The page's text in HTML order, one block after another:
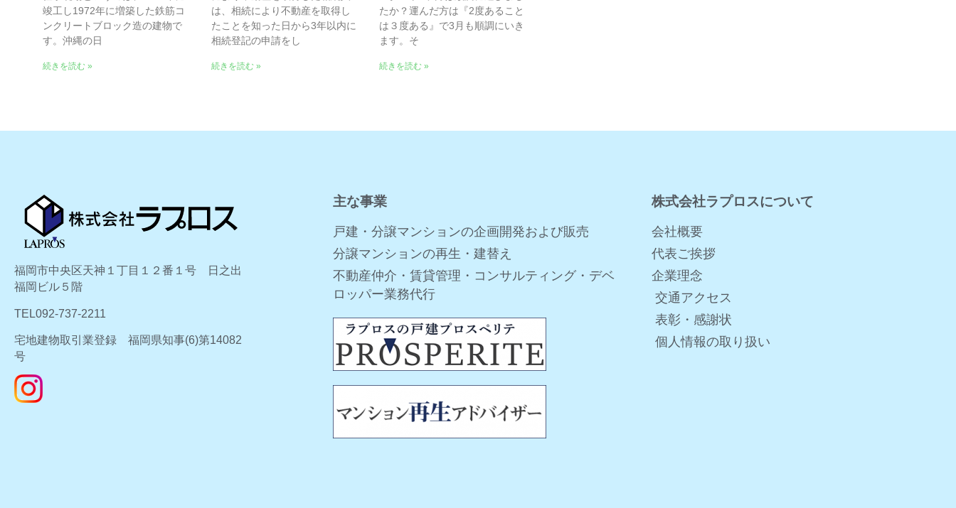
竣工し1972年に増築した鉄筋コ
ンクリートブロック造の建物で
す。沖縄の日
続きを読む »
は、相続により不動産を取得し
たことを知った日から3年以内に
相続登記の申請をし
続きを読む »
たか？運んだ方は『2度あること
は３度ある』で3月も順調にいき
ます。そ
続きを読む »
福岡市中央区天神１丁目１２番１号 日之出
福岡ビル５階
TEL092-737-2211
宅地建物取引業登録 福岡県知事(6)第14082
号
主な事業
戸建・分譲マンションの企画開発および販売
分譲マンションの再生・建替え
不動産仲介・賃貸管理・コンサルティング・デベ
ロッパー業務代行
株式会社ラプロスについて
会社概要
代表ご挨拶
企業理念
交通アクセス
表彰・感謝状
個人情報の取り扱い